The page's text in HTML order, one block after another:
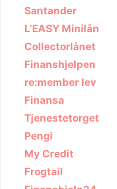
Santander
L’EASY Minilån
Collectorlånet
Finanshjelpen
re:member lev
Finansa
Tjenestetorget
Pengi
My Credit
Frogtail